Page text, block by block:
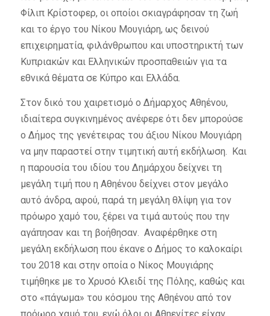
Φίλιπ Κρίστοφερ, οι οποίοι σκιαγράφησαν τη ζωή
και το έργο του Νίκου Μουγιάρη, ως δεινού
επιχειρηματία, φιλάνθρωπου και υποστηρικτή των
Κυπριακών και Ελληνικών προσπαθειών για τα
εθνικά θέματα σε Κύπρο και Ελλάδα.
Στον δικό του χαιρετισμό ο Δήμαρχος Αθηένου,
ιδιαίτερα συγκινημένος ανέφερε ότι δεν μπορούσε
ο Δήμος της γενέτειρας του άξιου Νίκου Μουγιάρη
να μην παραστεί στην τιμητική αυτή εκδήλωση. Και
η παρουσία του ιδίου του Δημάρχου δείχνει τη
μεγάλη τιμή που η Αθηένου δείχνει στον μεγάλο
αυτό άνδρα, αφού, παρά τη μεγάλη θλίψη για τον
πρόωρο χαμό του, ξέρει να τιμά αυτούς που την
αγάπησαν και τη βοήθησαν. Αναφέρθηκε στη
μεγάλη εκδήλωση που έκανε ο Δήμος το καλοκαίρι
του 2018 και στην οποία ο Νίκος Μουγιάρης
τιμήθηκε με το Χρυσό Κλειδί της Πόλης, καθώς και
στο «πάγωμα» του κόσμου της Αθηένου από τον